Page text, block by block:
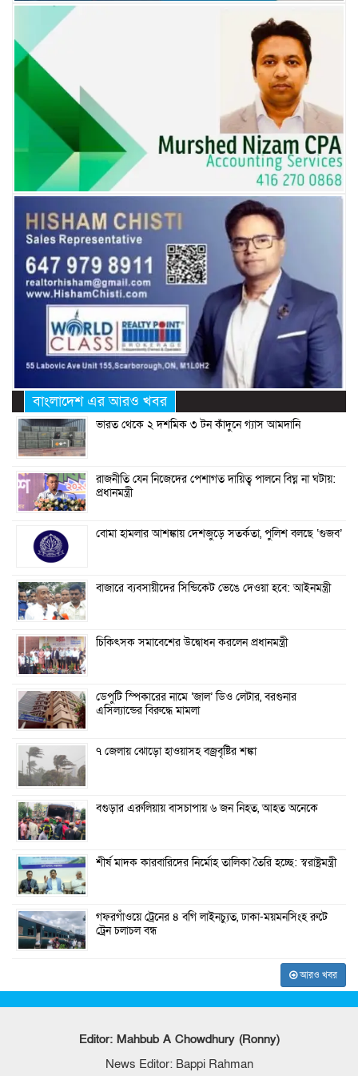
বাংলাদেশ এর আরও খবর
ভারত থেকে ২ দশমিক ৩ টন কাঁদুনে গ্যাস আমদানি
রাজনীতি যেন নিজেদের পেশাগত দায়িত্ব পালনে বিঘ্ন না ঘটায়:
প্রধানমন্ত্রী
বোমা হামলার আশঙ্কায় দেশজুড়ে সতর্কতা, পুলিশ বলছে ‘গুজব’
বাজারে ব্যবসায়ীদের সিন্ডিকেট ভেঙে দেওয়া হবে: আইনমন্ত্রী
চিকিৎসক সমাবেশের উদ্বোধন করলেন প্রধানমন্ত্রী
ডেপুটি স্পিকারের নামে ‘জাল’ ডিও লেটার, বরগুনার
এসিল্যান্ডের বিরুদ্ধে মামলা
৭ জেলায় ঝোড়ো হাওয়াসহ বজ্রবৃষ্টির শঙ্কা
বগুড়ার এরুলিয়ায় বাসচাপায় ৬ জন নিহত, আহত অনেকে
শীর্ষ মাদক কারবারিদের নির্মোহ তালিকা তৈরি হচ্ছে: স্বরাষ্ট্রমন্ত্রী
গফরগাঁওয়ে ট্রেনের ৪ বগি লাইনচ্যুত, ঢাকা-ময়মনসিংহ রুটে
ট্রেন চলাচল বন্ধ
আরও খবর
Editor: Mahbub A Chowdhury (Ronny)
News Editor: Bappi Rahman